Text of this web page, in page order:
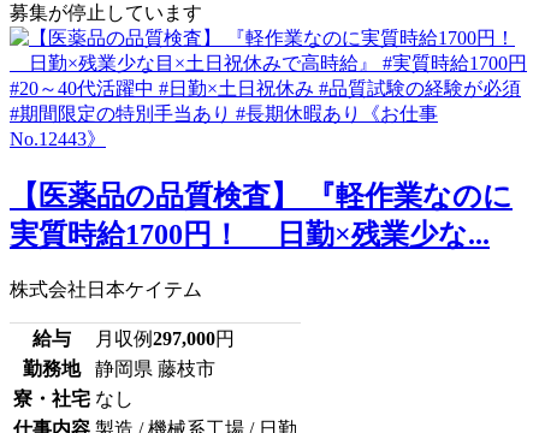
募集が停止しています
【医薬品の品質検査】 『軽作業なのに
実質時給1700円！ 日勤×残業少な...
株式会社日本ケイテム
給与 月収例297,000円
勤務地
静岡県 藤枝市
寮・社宅 なし
仕事内容 製造 / 機械系工場 / 日勤